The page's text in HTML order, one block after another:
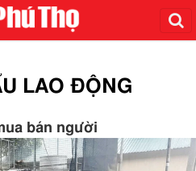
LAO ĐỘNG
bán người